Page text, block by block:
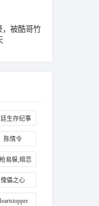
，被酷哥竹
生存纪事
陈情令
易躲,暗恋
难防
傀儡之心